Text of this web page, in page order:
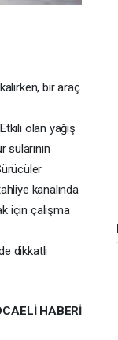
bir araç
olan yağış
kanalında
için çalışma
dikkatli
HABERİ